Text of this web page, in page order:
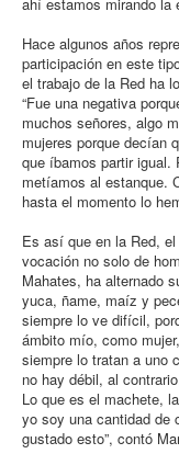
Hace algunos años
participación en este
el trabajo de la Red ha
“Fue una negativa
muchos señores, algo
mujeres porque decían
que íbamos partir igual.
metíamos al estanque.
hasta el momento lo
Es así que en la Red,
vocación no solo de
Mahates, ha alternado
yuca, ñame, maíz y
siempre lo ve difícil,
ámbito mío, como
siempre lo tratan a uno
no hay débil, al
Lo que es el machete,
yo soy una cantidad de
gustado esto”, contó